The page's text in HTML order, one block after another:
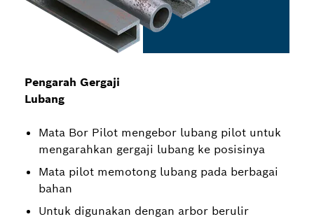
Pengarah Gergaji
Lubang
Mata Bor Pilot mengebor lubang pilot untuk
mengarahkan gergaji lubang ke posisinya
Mata pilot memotong lubang pada berbagai
bahan
Untuk digunakan dengan arbor berulir